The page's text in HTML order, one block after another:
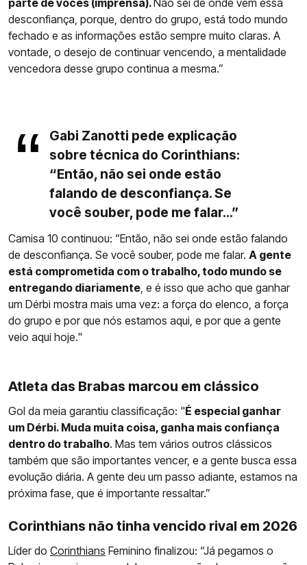
parte de vocês (imprensa).Não sei de onde vem essa
desconfiança, porque, dentro do grupo, está todo mundo
fechado e as informações estão sempre muito claras. A
vontade, o desejo de continuar vencendo, a mentalidade
vencedora desse grupo continua a mesma.”
Gabi Zanotti pede explicação
sobre técnica do Corinthians:
“Então, não sei onde estão
falando de desconfiança. Se
você souber, pode me falar...”
Camisa 10 continuou: “Então, não sei onde estão falando
de desconfiança. Se você souber, pode me falar. A gente
está comprometida com o trabalho, todo mundo se
entregando diariamente, e é isso que acho que ganhar
um Dérbi mostra mais uma vez: a força do elenco, a força
do grupo e por que nós estamos aqui, e por que a gente
veio aqui hoje."
Atleta das Brabas marcou em clássico
Gol da meia garantiu classificação: "É especial ganhar
um Dérbi. Muda muita coisa, ganha mais confiança
dentro do trabalho. Mas tem vários outros clássicos
também que são importantes vencer, e a gente busca essa
evolução diária. A gente deu um passo adiante, estamos na
próxima fase, que é importante ressaltar.”
Corinthians não tinha vencido rival em 2026
Líder do Corinthians Feminino finalizou: “Já pegamos o